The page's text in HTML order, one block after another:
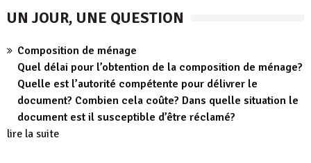
UN JOUR, UNE QUESTION
Composition de ménage
Quel délai pour l’obtention de la composition de ménage?
Quelle est l’autorité compétente pour délivrer le
document? Combien cela coûte? Dans quelle situation le
document est il susceptible d’être réclamé?
lire la suite